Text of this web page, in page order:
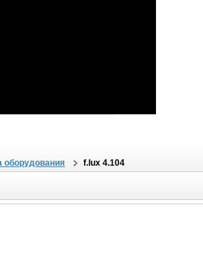
оборудования f.lux 4.104